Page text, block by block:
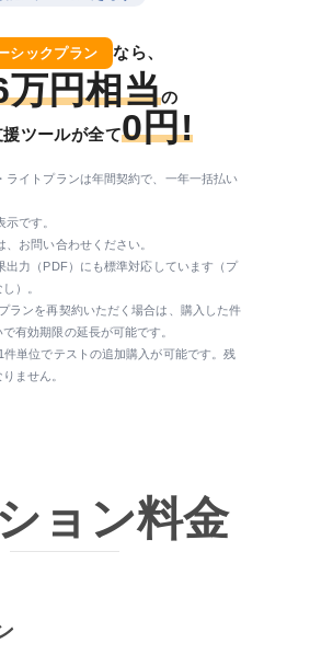
シックプラン なら、
万円相当の
ツールが全て0円!
イトプランは年間契約で、一年一括払い
です。
お問い合わせください。
力（PDF）にも標準対応しています（プ
）。
ランを再契約いただく場合は、購入した件
有効期限の延長が可能です。
件単位でテストの追加購入が可能です。残
ません。
ョン料金